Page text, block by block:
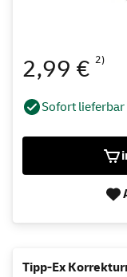
2,99 € 2)
Sofort lieferbar
Tipp-Ex